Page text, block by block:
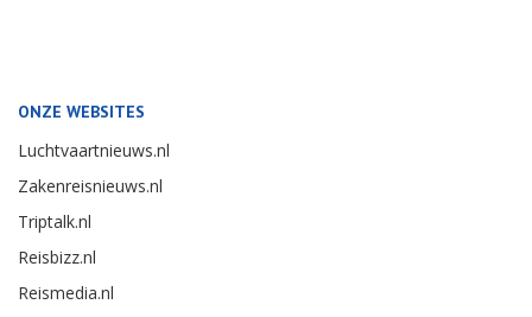
ONZE WEBSITES
Luchtvaartnieuws.nl
Zakenreisnieuws.nl
Triptalk.nl
Reisbizz.nl
Reismedia.nl